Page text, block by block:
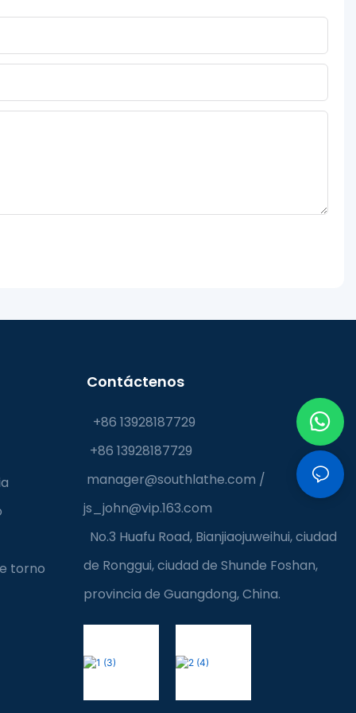
torno
Contáctenos
+86 13928187729
+86 13928187729
manager@southlathe.com /
js_john@vip.163.com
No.3 Huafu Road, Bianjiaojuweihui, ciudad
de Ronggui, ciudad de Shunde Foshan,
provincia de Guangdong, China.